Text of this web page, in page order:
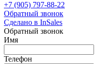
+7 (905) 797-88-22
Обратный звонок
Сделано в InSales
Обратный звонок
Имя
Телефон